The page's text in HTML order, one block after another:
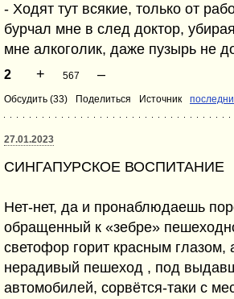
- Ходят тут всякие, только от
бурчал мне в след доктор,
мне алкоголик, даже пузырь не
2 + 567 –
Обсудить (33) Поделиться Источник
27.01.2023
СИНГАПУРСКОЕ ВОСПИТАНИЕ
Нет-нет, да и пронаблюдаешь
обращенный к «зебре»
светофор горит красным глазом,
нерадивый пешеход , под
автомобилей, сорвётся-таки с